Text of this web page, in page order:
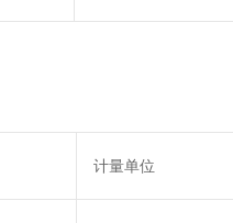
计量单位